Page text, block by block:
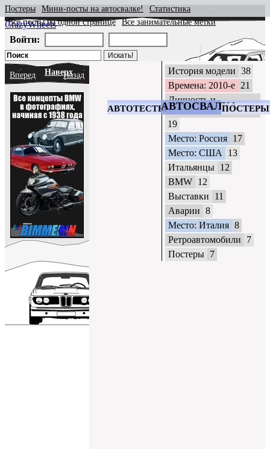
CrazyWheels
АВТОТЕСТЫАВТОСВАЛКАПОСТЕРЫ
Постеры Мини-посты на автосвалке!
Статистика
Все посты на одной странице
Все занимательные метки
Войти:
Вперед НаверхНазад История модели 38
Времена: 2010-е 21
Личность и
автомобиль
19
Место: Россия 17
Место: США
13
Итальянцы 12
BMW 12
Выставки
11
Аварии 8
Место: Италия 8
Ретроавтомобили
7
Постеры 7